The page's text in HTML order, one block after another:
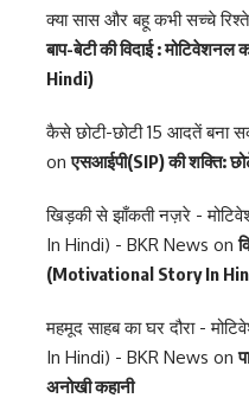
क्या सास और बहू कभी सच्चे
बाप-बेटी की विदाई :
Hindi)
कैसे छोटी-छोटी 15 आदतें बना
onएसआईपी(SIP) की शक्ति:
खिड़की से झाँकती नज़रे -
In Hindi) - BKR News on
(Motivational Story In
महमूद साहब का घर दौरा -
In Hindi) - BKR News on
अनोखी कहानी